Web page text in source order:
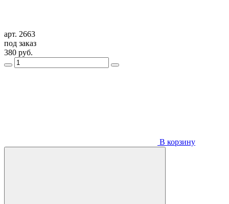
арт. 2663
под заказ
380 руб.
В корзину